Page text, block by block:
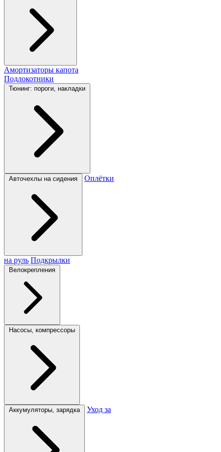
Амортизаторы капота
Подлокотники
Тюнинг: пороги, накладки
Авточехлы на сидения Оплётки
на руль Подкрылки
Велокрепления
Насосы, компрессоры
Аккумуляторы, зарядка Уход за